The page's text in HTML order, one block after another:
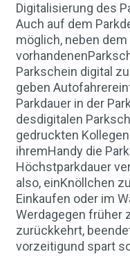
Digitalisierung des
Auch auf dem
möglich, neben
Parkschein digital
geben
Parkdauer in der
desdigitalen
gedruckten
ihremHandy die
Höchstparkdauer
also, einKnöllchen
Einkaufen oder im
Werdagegen früher
zurückkehrt,
vorzeitigund spart